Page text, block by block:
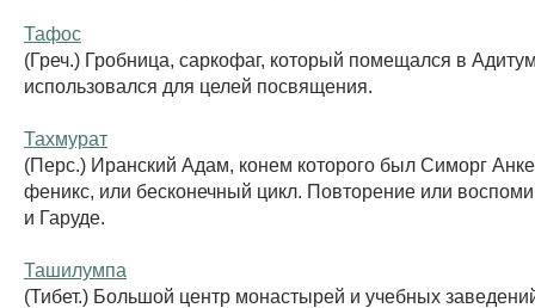
Тафос
(Греч.) Гробница, саркофаг, который помещался в
использовался для целей посвящения.
Тахмурат
(Перс.) Иранский Адам, конем которого был Симорг
феникс, или бесконечный цикл. Повторение или
и Гаруде.
Ташилумпа
(Тибет.) Большой центр монастырей и учебных